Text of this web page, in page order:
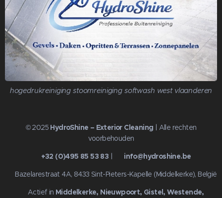
hogedrukreiniging stoomreiniging softwash west vlaanderen
© 2025 HydroShine – Exterior Cleaning | Alle rechten
voorbehouden
+32 (0)495 85 53 83 | ✉️ info@hydroshine.be
📍 Bazelarestraat 4A, 8433 Sint-Pieters-Kapelle (Middelkerke), België
🌍 Actief in Middelkerke, Nieuwpoort, Gistel, Westende,